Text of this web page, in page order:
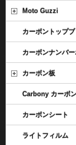
Moto Guzzi
カーボントップ
カーボンナンバ
カーボン板
Carbony カーボ
カーボンシート
ライトフィルム